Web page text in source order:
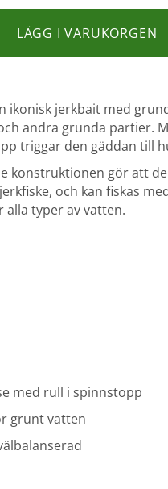
LÄGG I VARUKORGEN
ikonisk jerkbait med
andra grunda partier.
triggar den gäddan till
konstruktionen gör att
och kan fiskas
alla typer av vatten.
med rull i spinnstopp
grunt vatten